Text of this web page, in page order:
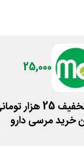
25,000
کد تخفیف 25 هزار
خرید مرسی دارو